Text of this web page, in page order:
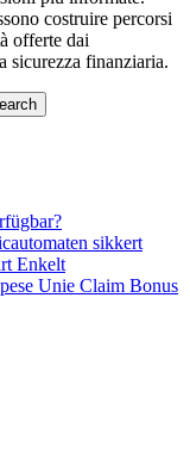
costruire percorsi
offerte dai
sicurezza finanziaria.
sikkert
Enkelt
Unie Claim Bonus